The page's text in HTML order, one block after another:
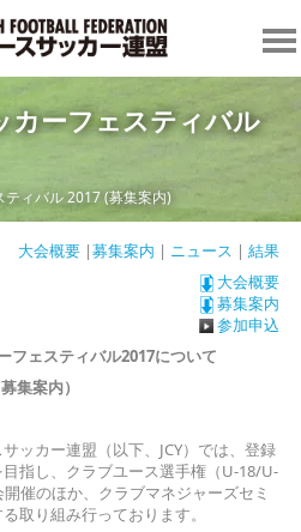
カーフェスティバル
ティバル 2017 (募集案内)
大会概要|募集案内 | ニュース | 結果
大会概要
募集案内
参加申込
フェスティバル2017について
募集案内）
ッカー連盟（以下、JCY）では、登録
指し、クラブユース選手権（U-18/U-
催のほか、クラブマネジャーズセミ
取り組み行っております。